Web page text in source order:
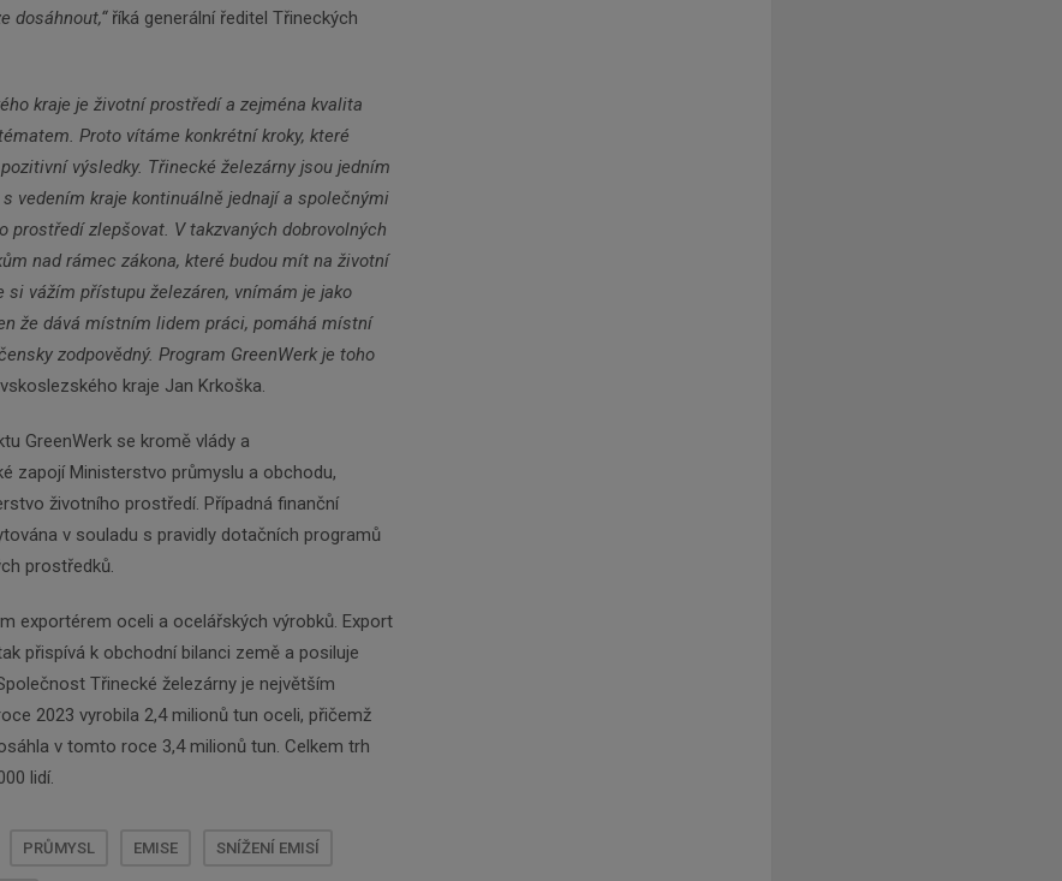
dosáhnout,“říká generální ředitel Třineckých
kraje je životní prostředí a zejména kvalita
Proto vítáme konkrétní kroky, které
výsledky. Třinecké železárny jsou jedním
vedením kraje kontinuálně jednají a společnými
zlepšovat. V takzvaných dobrovolných
nad rámec zákona, které budou mít na životní
vážím přístupu železáren, vnímám je jako
že dává místním lidem práci, pomáhá místní
zodpovědný. Program GreenWerk je toho
kraje Jan Krkoška.
GreenWerk se kromě vlády a
zapojí Ministerstvo průmyslu a obchodu,
životního prostředí. Případná finanční
v souladu s pravidly dotačních programů
prostředků.
exportérem oceli a ocelářských výrobků. Export
přispívá k obchodní bilanci země a posiluje
Třinecké železárny je největším
2023 vyrobila 2,4 milionů tun oceli, přičemž
v tomto roce 3,4 milionů tun. Celkem trh
lidí.
PRŮMYSL EMISE SNÍŽENÍ EMISÍ